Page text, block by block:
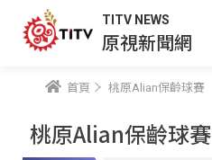
TITV NEWS
原視新聞網
首頁 桃原Alian保齡球賽
桃原Alian保齡球賽